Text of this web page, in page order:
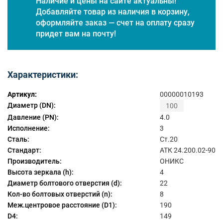
Добавляйте товар из наличия в корзину,
оформляйте заказ — счет на оплату сразу
придет вам на почту!
Характеристики:
Артикул:
00000010193
Диаметр (DN):
100
Давление (PN):
4.0
Исполнение:
3
Сталь:
Ст.20
Стандарт:
АТК 24.200.02-90
Производитель:
ОНИКС
Высота зеркала (h):
4
Диаметр болтового отверстия (d):
22
Кол-во болтовых отверстий (n):
8
Меж.центровое расстояние (D1):
190
D4:
149